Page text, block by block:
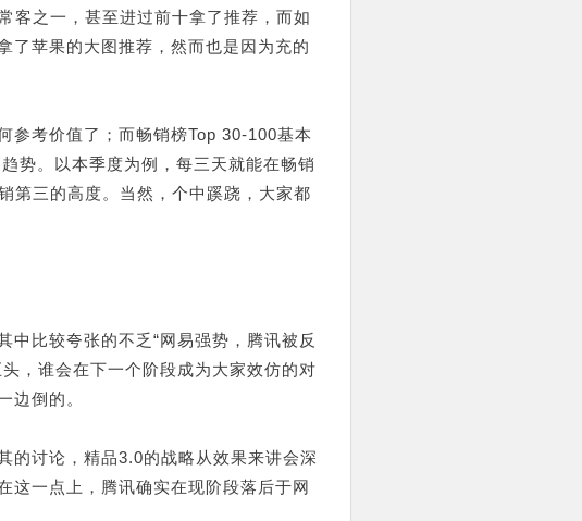
客之一，甚至进过前十拿了推荐，而如
了苹果的大图推荐，然而也是因为充的
参考价值了；而畅销榜Top 30-100基本
势。以本季度为例，每三天就能在畅销
第三的高度。当然，个中蹊跷，大家都
中比较夸张的不乏“网易强势，腾讯被反
，谁会在下一个阶段成为大家效仿的对
边倒的。
的讨论，精品3.0的战略从效果来讲会深
这一点上，腾讯确实在现阶段落后于网